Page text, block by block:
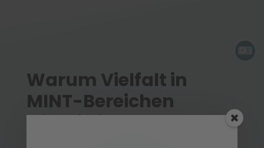
Warum Vielfalt in
MINT-Bereichen
wichtig ist